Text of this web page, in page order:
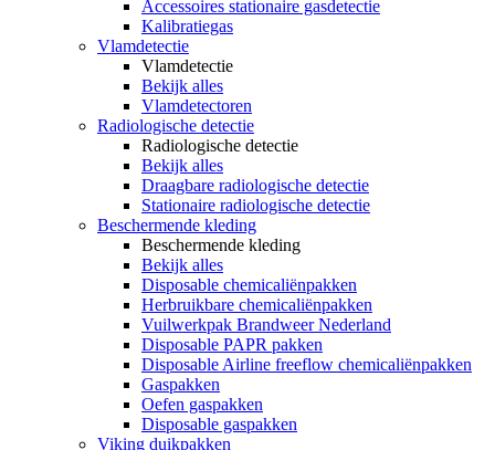
Accessoires stationaire gasdetectie
Kalibratiegas
Vlamdetectie
Vlamdetectie
Bekijk alles
Vlamdetectoren
Radiologische detectie
Radiologische detectie
Bekijk alles
Draagbare radiologische detectie
Stationaire radiologische detectie
Beschermende kleding
Beschermende kleding
Bekijk alles
Disposable chemicaliënpakken
Herbruikbare chemicaliënpakken
Vuilwerkpak Brandweer Nederland
Disposable PAPR pakken
Disposable Airline freeflow chemicaliënpakken
Gaspakken
Oefen gaspakken
Disposable gaspakken
Viking duikpakken